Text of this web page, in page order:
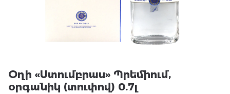
Օղի «Ստումբրաս» Պրեմիում,
օրգանիկ (տուփով) 0.7լ